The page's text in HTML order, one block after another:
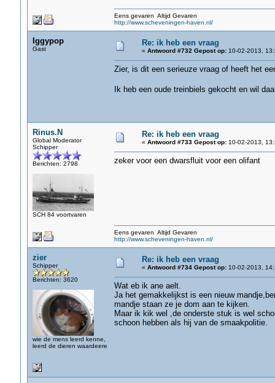
Eens gevaren Altijd Gevaren
http://www.scheveningen-haven.nl/
Iggypop
Gast
Re: ik heb een vraag
« Antwoord #732 Gepost op:10-02-2013,
Zier, is dit een serieuze vraag of heeft het
Ik heb een oude treinbiels gekocht en wil
Rinus.N
Global Moderator
Schipper
Berichten: 2798
SCH 84 voortvaren
Re: ik heb een vraag
« Antwoord #733 Gepost op:10-02-2013,
zeker voor een dwarsfluit voor een olifant
Eens gevaren Altijd Gevaren
http://www.scheveningen-haven.nl/
zier
Schipper
Berichten: 3620
wie de mens leerd kenne,
leerd de dieren waardeere
Re: ik heb een vraag
« Antwoord #734 Gepost op:10-02-2013,
Wat eb ik ane aelt.
Ja het gemakkelijkst is een nieuw
mandje staan ze je dom aan te kijken.
Maar ik kik wel ,de onderste stuk is wel
schoon hebben als hij van de smaakpolitie.